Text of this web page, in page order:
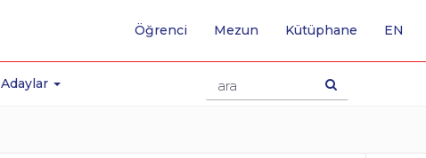
Adaylar
Öğrenci Mezun Kütüphane EN